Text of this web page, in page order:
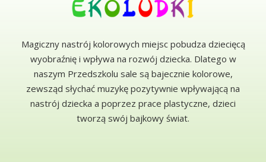
Magiczny nastrój kolorowych miejsc pobudza dziecięcą
wyobraźnię i wpływa na rozwój dziecka. Dlatego w
naszym Przedszkolu sale są bajecznie kolorowe,
zewsząd słychać muzykę pozytywnie wpływającą na
nastrój dziecka a poprzez prace plastyczne, dzieci
tworzą swój bajkowy świat.